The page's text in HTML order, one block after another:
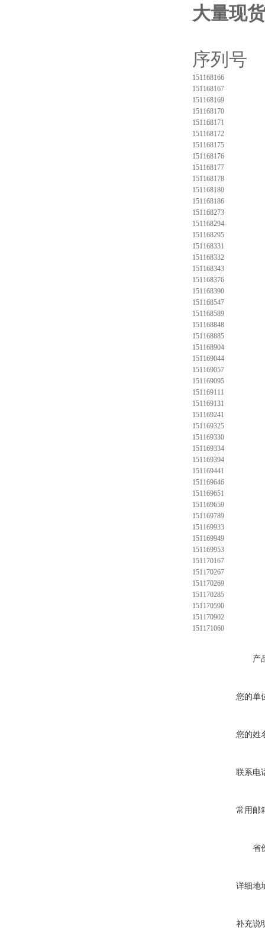
大量现
序
151168166
151168167
151168169
151168170
151168171
151168172
151168175
151168176
151168177
151168178
151168180
151168186
151168273
151168294
151168295
151168331
151168332
151168343
151168376
151168390
151168547
151168589
151168848
151168885
151168904
151169044
151169057
151169095
151169111
151169131
151169241
151169325
151169330
151169334
151169394
151169441
151169646
151169651
151169659
151169789
151169933
151169949
151169953
151170167
151170267
151170269
151170285
151170590
151170902
151171060
产
您的单
您的姓
联系电
常用邮
省
详细地
补充说